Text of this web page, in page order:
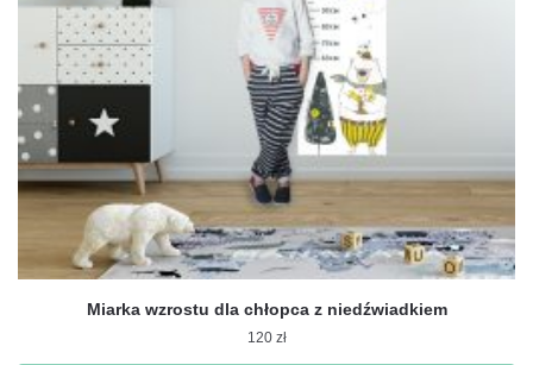
Miarka wzrostu dla chłopca z niedźwiadkiem
120 zł